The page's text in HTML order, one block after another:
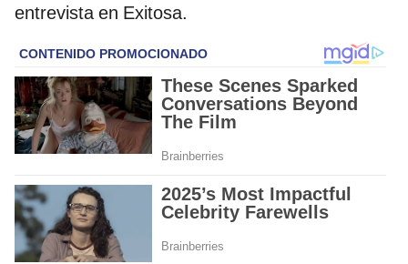
entrevista en Exitosa.